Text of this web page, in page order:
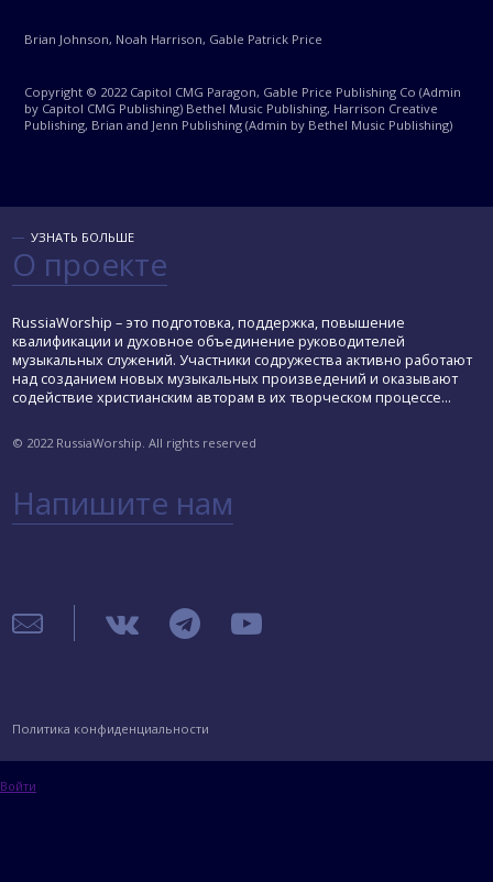
Brian Johnson, Noah Harrison, Gable Patrick Price
Copyright © 2022 Capitol CMG Paragon, Gable Price Publishing Co (Admin
by Capitol CMG Publishing) Bethel Music Publishing, Harrison Creative
Publishing, Brian and Jenn Publishing (Admin by Bethel Music Publishing)
УЗНАТЬ БОЛЬШЕ
О проекте
RussiaWorship – это подготовка, поддержка, повышение
квалификации и духовное объединение руководителей
музыкальных служений. Участники содружества активно работают
над созданием новых музыкальных произведений и оказывают
содействие христианским авторам в их творческом процессе...
© 2022 RussiaWorship. All rights reserved
Напишите нам
Политика конфиденциальности
Войти